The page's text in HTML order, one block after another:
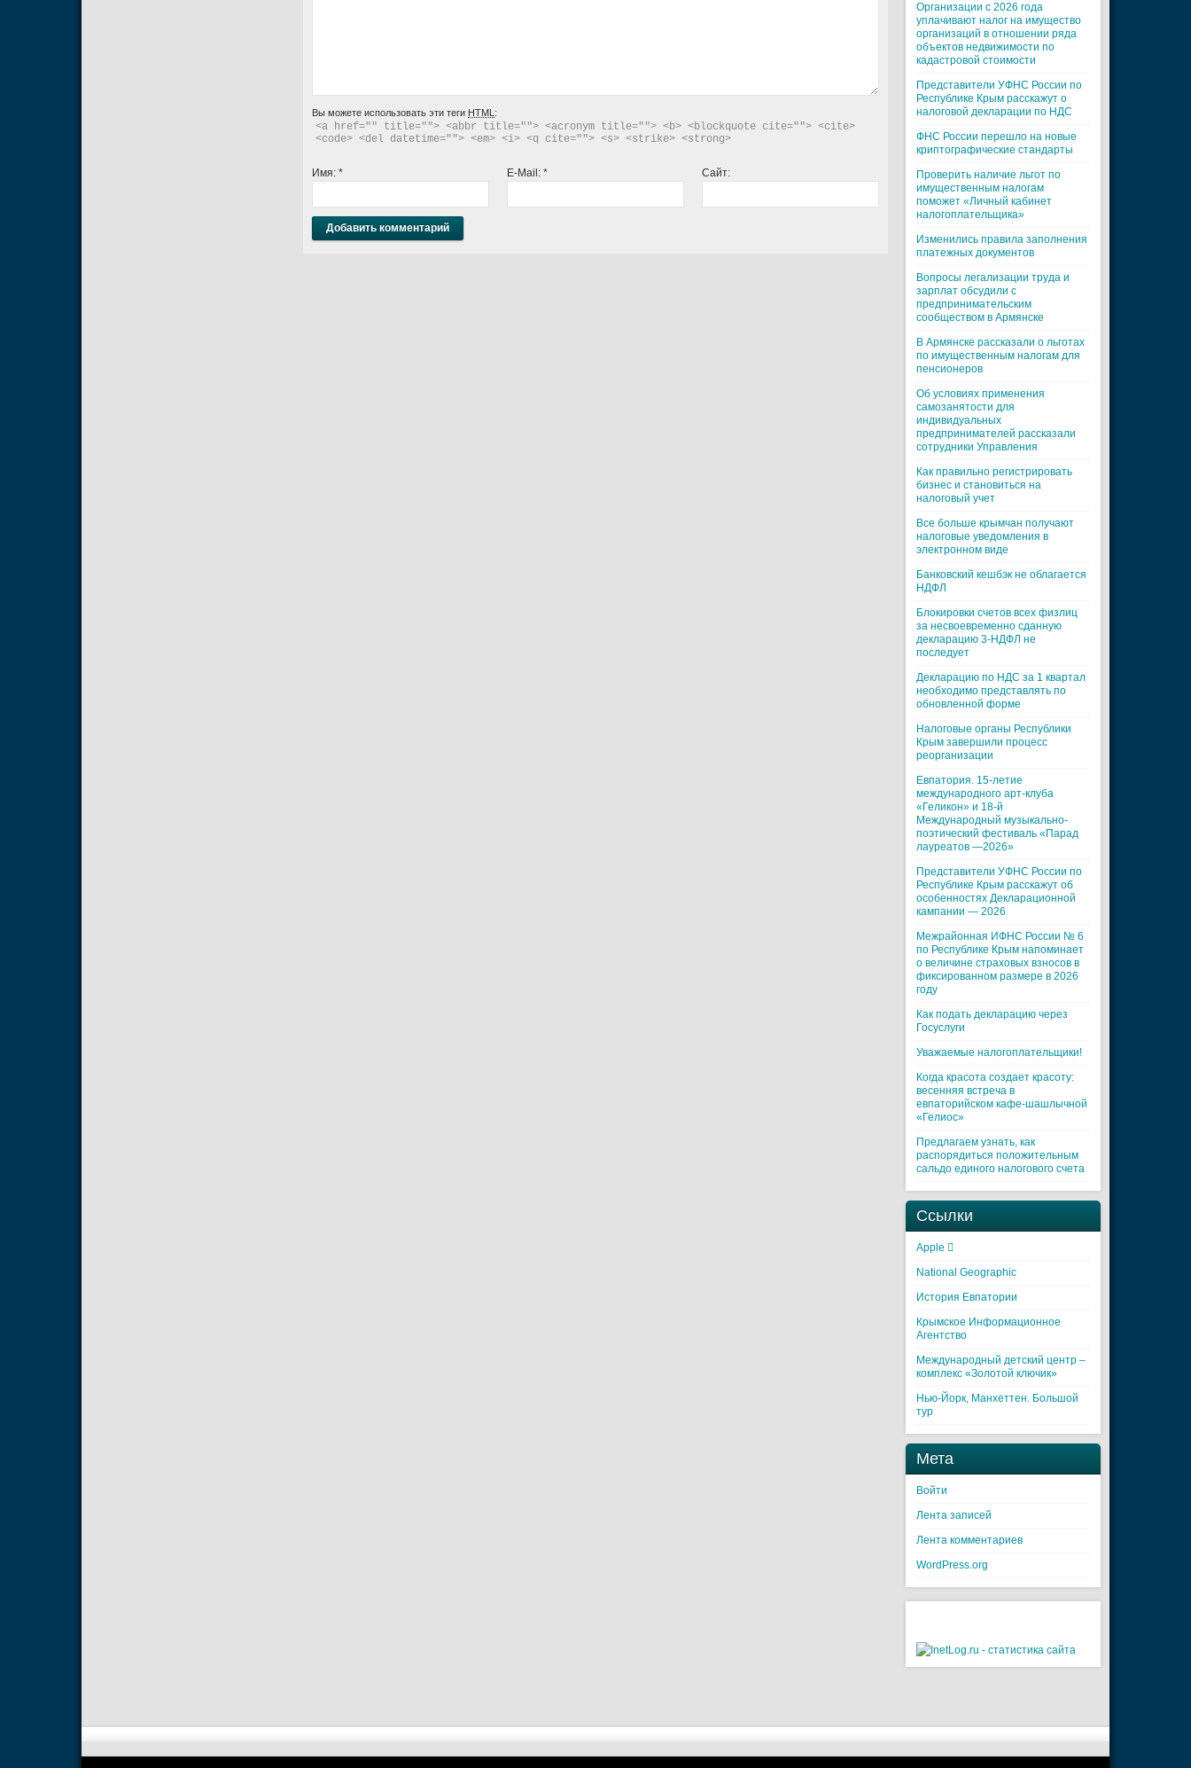
Вы можете использовать эти теги HTML :
<a href="" title=""> <abbr title=""> <acronym title=""> <b> <blockquote cite=""> <cite>
<code> <del datetime=""> <em> <i> <q cite=""> <s> <strike> <strong>
Имя: * E-Mail: * Сайт:
Организации с 2026 года
уплачивают налог на имущество
организаций в отношении ряда
объектов недвижимости по
кадастровой стоимости
Представители УФНС России по
Республике Крым расскажут о
налоговой декларации по НДС
ФНС России перешло на новые
криптографические стандарты
Проверить наличие льгот по
имущественным налогам
поможет «Личный кабинет
налогоплательщика»
Изменились правила заполнения
платежных документов
Вопросы легализации труда и
зарплат обсудили с
предпринимательским
сообществом в Армянске
В Армянске рассказали о льготах
по имущественным налогам для
пенсионеров
Об условиях применения
самозанятости для
индивидуальных
предпринимателей рассказали
сотрудники Управления
Как правильно регистрировать
бизнес и становиться на
налоговый учет
Все больше крымчан получают
налоговые уведомления в
электронном виде
Банковский кешбэк не облагается
НДФЛ
Блокировки счетов всех физлиц
за несвоевременно сданную
декларацию 3-НДФЛ не
последует
Декларацию по НДС за 1 квартал
необходимо представлять по
обновленной форме
Налоговые органы Республики
Крым завершили процесс
реорганизации
Евпатория. 15-летие
международного арт-клуба
«Геликон» и 18-й
Международный музыкально-
поэтический фестиваль «Парад
лауреатов —2026»
Представители УФНС России по
Республике Крым расскажут об
особенностях Декларационной
кампании — 2026
Межрайонная ИФНС России № 6
по Республике Крым напоминает
о величине страховых взносов в
фиксированном размере в 2026
году
Как подать декларацию через
Госуслуги
Уважаемые налогоплательщики!
Когда красота создает красоту:
весенняя встреча в
евпаторийском кафе-шашлычной
«Гелиос»
Предлагаем узнать, как
распорядиться положительным
сальдо единого налогового счета
Ссылки
Apple 
National Geographic
История Евпатории
Крымское Информационное
Агентство
Международный детский центр –
комплекс «Золотой ключик»
Нью-Йорк, Манхеттен. Большой
тур
Мета
Войти
Лента записей
Лента комментариев
WordPress.org